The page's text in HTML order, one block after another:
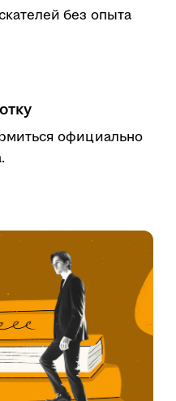
без опыта
официально